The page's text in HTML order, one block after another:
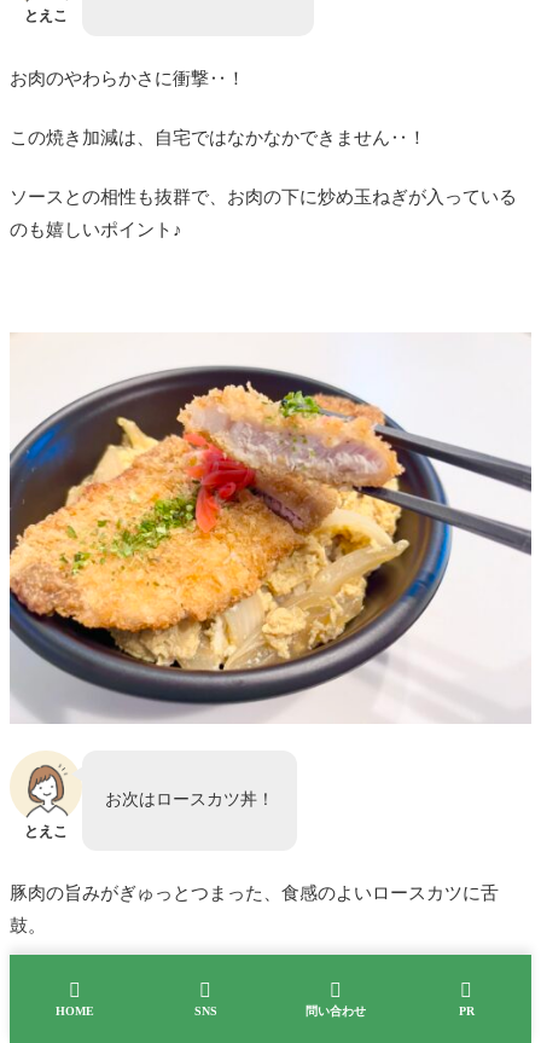
とえこ
お肉のやわらかさに衝撃‥！
この焼き加減は、自宅ではなかなかできません‥！
ソースとの相性も抜群で、お肉の下に炒め玉ねぎが入っている
のも嬉しいポイント♪
とえこ
お次はロースカツ丼！
豚肉の旨みがぎゅっとつまった、食感のよいロースカツに舌
鼓。
下のご飯にもタレがしみこんでいて、最後の1口までずっとおい
しかったです。

HOME

SNS

問い合わせ

PR